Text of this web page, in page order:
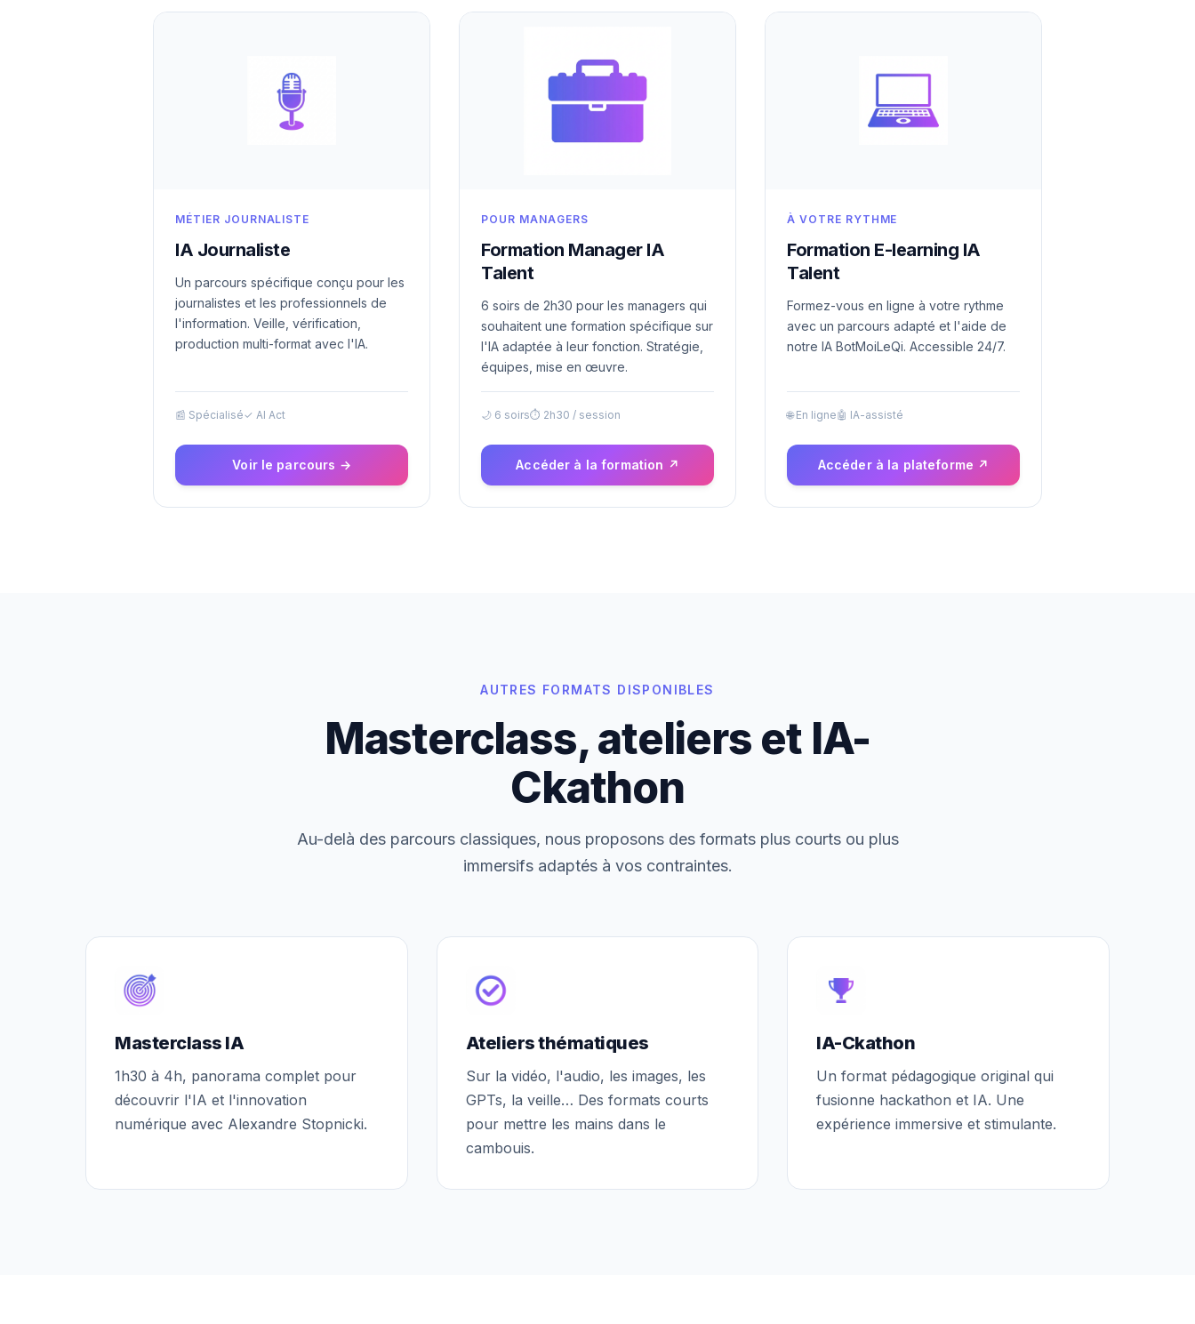
MÉTIER JOURNALISTE
IA Journaliste
Un parcours spécifique conçu pour les
journalistes et les professionnels de
l'information. Veille, vérification,
production multi-format avec l'IA.
📰 Spécialisé✓ AI Act
Voir le parcours →
POUR MANAGERS
Formation Manager IA
Talent
6 soirs de 2h30 pour les managers qui
souhaitent une formation spécifique sur
l'IA adaptée à leur fonction. Stratégie,
équipes, mise en œuvre.
🌙 6 soirs⏱ 2h30 / session
Accéder à la formation ↗
À VOTRE RYTHME
Formation E-learning IA
Talent
Formez-vous en ligne à votre rythme
avec un parcours adapté et l'aide de
notre IA BotMoiLeQi. Accessible 24/7.
🌐 En ligne🤖 IA-assisté
Accéder à la plateforme ↗
AUTRES FORMATS DISPONIBLES
Masterclass, ateliers et IA-
Ckathon
Au-delà des parcours classiques, nous proposons des formats plus courts ou plus
immersifs adaptés à vos contraintes.
Masterclass IA
1h30 à 4h, panorama complet pour
découvrir l'IA et l'innovation
numérique avec Alexandre Stopnicki.
Ateliers thématiques
Sur la vidéo, l'audio, les images, les
GPTs, la veille… Des formats courts
pour mettre les mains dans le
cambouis.
IA-Ckathon
Un format pédagogique original qui
fusionne hackathon et IA. Une
expérience immersive et stimulante.